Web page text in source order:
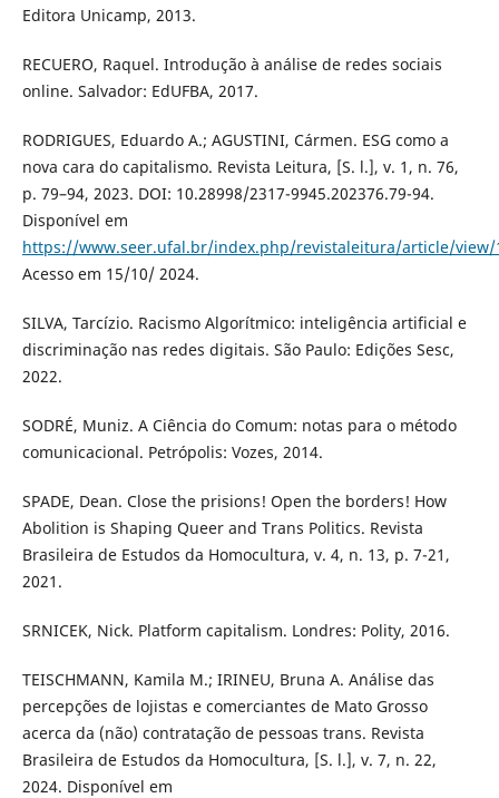
Editora Unicamp, 2013.
RECUERO, Raquel. Introdução à análise de redes sociais
online. Salvador: EdUFBA, 2017.
RODRIGUES, Eduardo A.; AGUSTINI, Cármen. ESG como a
nova cara do capitalismo. Revista Leitura, [S. l.], v. 1, n. 76,
p. 79–94, 2023. DOI: 10.28998/2317-9945.202376.79-94.
Disponível em
https://www.seer.ufal.br/index.php/revistaleitura/article/view/
Acesso em 15/10/ 2024.
SILVA, Tarcízio. Racismo Algorítmico: inteligência artificial e
discriminação nas redes digitais. São Paulo: Edições Sesc,
2022.
SODRÉ, Muniz. A Ciência do Comum: notas para o método
comunicacional. Petrópolis: Vozes, 2014.
SPADE, Dean. Close the prisions! Open the borders! How
Abolition is Shaping Queer and Trans Politics. Revista
Brasileira de Estudos da Homocultura, v. 4, n. 13, p. 7-21,
2021.
SRNICEK, Nick. Platform capitalism. Londres: Polity, 2016.
TEISCHMANN, Kamila M.; IRINEU, Bruna A. Análise das
percepções de lojistas e comerciantes de Mato Grosso
acerca da (não) contratação de pessoas trans. Revista
Brasileira de Estudos da Homocultura, [S. l.], v. 7, n. 22,
2024. Disponível em